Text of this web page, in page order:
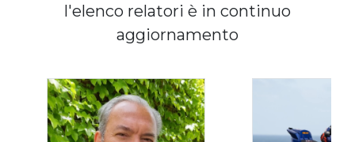
l'elenco relatori è in continuo
aggiornamento